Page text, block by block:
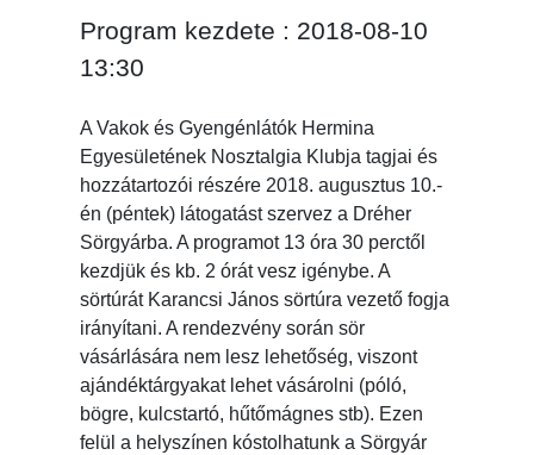
Program kezdete : 2018-08-10
13:30
A Vakok és Gyengénlátók Hermina
Egyesületének Nosztalgia Klubja tagjai és
hozzátartozói részére 2018. augusztus 10.-
én (péntek) látogatást szervez a Dréher
Sörgyárba. A programot 13 óra 30 perctől
kezdjük és kb. 2 órát vesz igénybe. A
sörtúrát Karancsi János sörtúra vezető fogja
irányítani. A rendezvény során sör
vásárlására nem lesz lehetőség, viszont
ajándéktárgyakat lehet vásárolni (póló,
bögre, kulcstartó, hűtőmágnes stb). Ezen
felül a helyszínen kóstolhatunk a Sörgyár